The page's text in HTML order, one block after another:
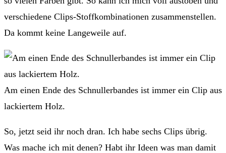
verschiedene Clips-Stoffkombinationen zusammenstellen.
Da kommt keine Langeweile auf.
Am einen Ende des Schnullerbandes ist immer ein Clip aus
lackiertem Holz.
So, jetzt seid ihr noch dran. Ich habe sechs Clips übrig.
Was mache ich mit denen? Habt ihr Ideen was man damit